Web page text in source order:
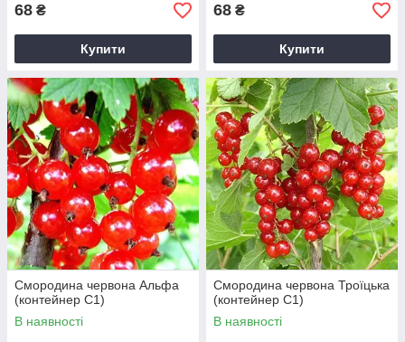
68 ₴
Купити
68 ₴
Купити
Смородина червона Альфа
(контейнер С1)
В наявності
Смородина червона Троїцька
(контейнер С1)
В наявності